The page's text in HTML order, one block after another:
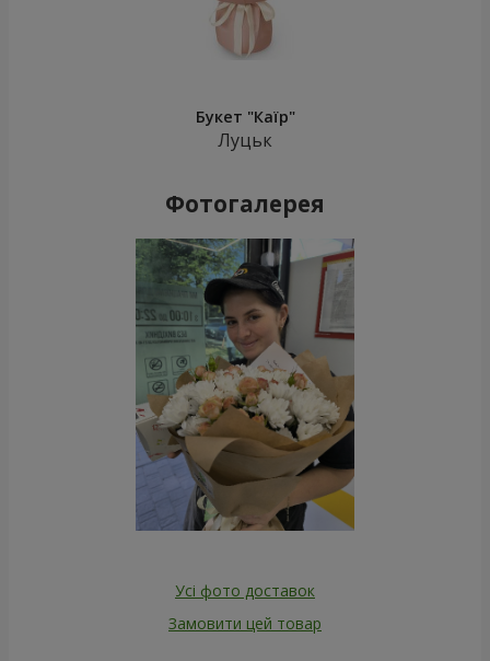
Букет "Каїр"
Луцьк
Фотогалерея
Усі фото доставок
Замовити цей товар